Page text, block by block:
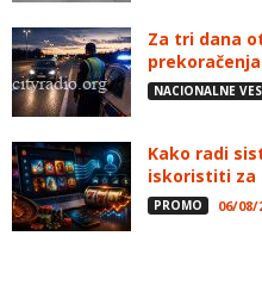
Za tri dana
NACIONALNE
Kako radi
iskoristiti za
PROMO 06/08/